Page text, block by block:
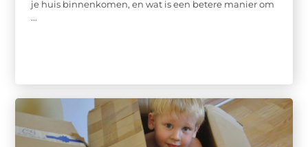
je huis binnenkomen, en wat is een betere manier om
...